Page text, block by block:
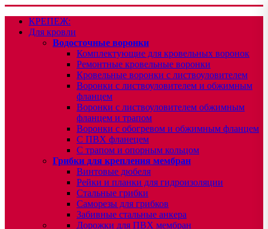
КРЕПЕЖ:
Для кровли
Водосточные воронки
Комплектующие для кровельных воронок
Ремонтные кровельные воронки
Кровельные воронки с листвоуловителем
Воронки с листвоуловителем и обжимным
фланцем
Воронки с листвоуловителем обжимным
фланцем и трапом
Воронки с обогревом и обжимным фланцем
С ПВХ фланецем
С трапом и опорным кольцом
Грибки для крепления мембран
Винтовые дюбеля
Рейки и планки для гидроизоляции
Стальные грибки
Саморезы для грибков
Забивные стальные анкера
Дорожки для ПВХ мембран